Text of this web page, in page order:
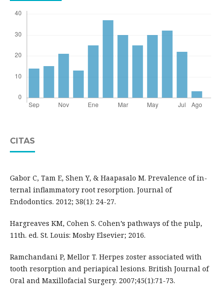
CITAS
Gabor C, Tam E, Shen Y, & Haapasalo M. Prevalence of in-
ternal inflammatory root resorption. Journal of
Endodontics. 2012; 38(1): 24-27.
Hargreaves KM, Cohen S. Cohen’s pathways of the pulp,
11th. ed. St. Louis: Mosby Elsevier; 2016.
Ramchandani P, Mellor T. Herpes zoster associated with
tooth resorption and periapical lesions. British Journal of
Oral and Maxillofacial Surgery. 2007;45(1):71-73.